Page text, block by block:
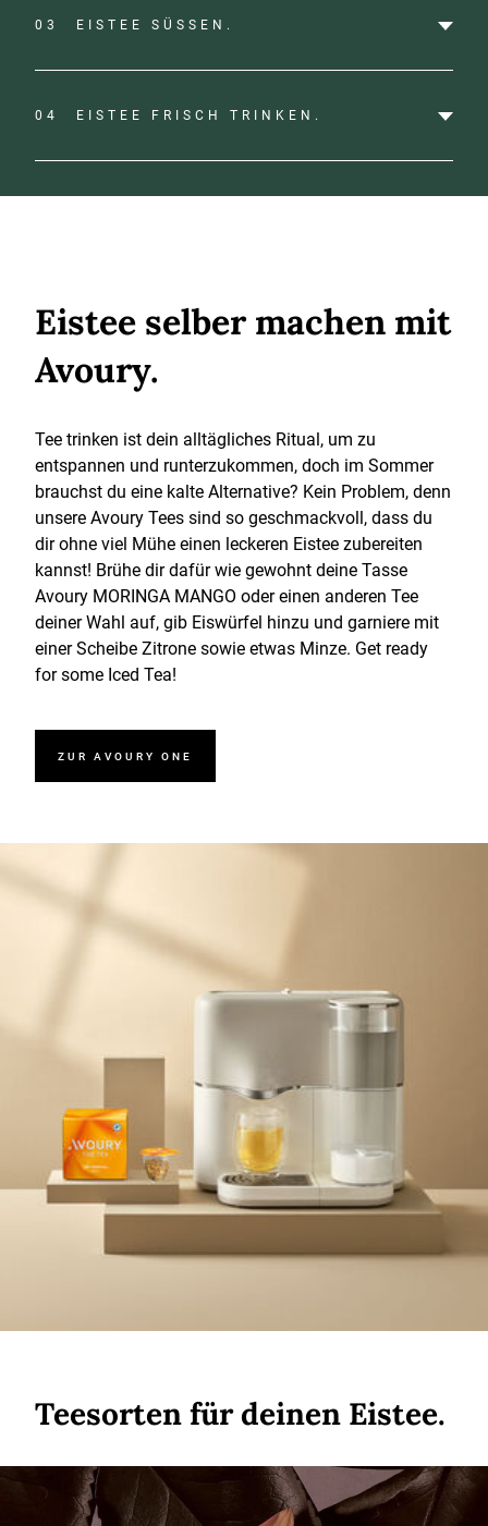
03 EISTEE SÜSSEN.
04 EISTEE FRISCH TRINKEN.
Eistee selber machen mit
Avoury.
Tee trinken ist dein alltägliches Ritual, um zu
entspannen und runterzukommen, doch im Sommer
brauchst du eine kalte Alternative? Kein Problem, denn
unsere Avoury Tees sind so geschmackvoll, dass du
dir ohne viel Mühe einen leckeren Eistee zubereiten
kannst! Brühe dir dafür wie gewohnt deine Tasse
Avoury MORINGA MANGO oder einen anderen Tee
deiner Wahl auf, gib Eiswürfel hinzu und garniere mit
einer Scheibe Zitrone sowie etwas Minze. Get ready
for some Iced Tea!
ZUR AVOURY ONE
Teesorten für deinen Eistee.